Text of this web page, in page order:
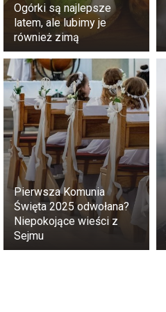
Ogórki są najlepsze
latem, ale lubimy je
również zimą
Pierwsza Komunia
Święta 2025 odwołana?
Niepokojące wieści z
Sejmu